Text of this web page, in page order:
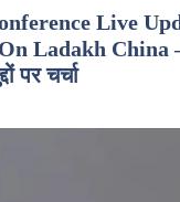
Live
Ladakh China –
पर चर्चा